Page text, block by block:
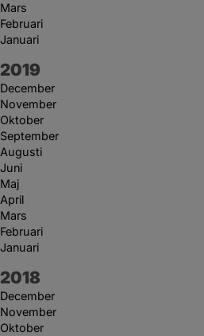
Mars
Februari
Januari
År:
2019
December
November
Oktober
September
Augusti
Juni
Maj
April
Mars
Februari
Januari
År:
2018
December
November
Oktober